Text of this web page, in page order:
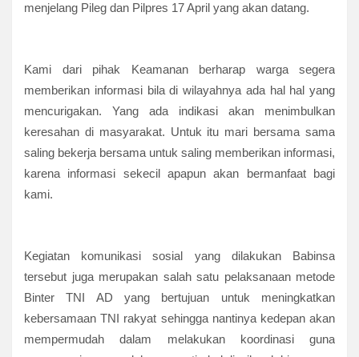
menjelang Pileg dan Pilpres 17 April yang akan datang.
Kami dari pihak Keamanan berharap warga segera
memberikan informasi bila di wilayahnya ada hal hal yang
mencurigakan. Yang ada indikasi akan menimbulkan
keresahan di masyarakat. Untuk itu mari bersama sama
saling bekerja bersama untuk saling memberikan informasi,
karena informasi sekecil apapun akan bermanfaat bagi
kami.
Kegiatan komunikasi sosial yang dilakukan Babinsa
tersebut juga merupakan salah satu pelaksanaan metode
Binter TNI AD yang bertujuan untuk meningkatkan
kebersamaan TNI rakyat sehingga nantinya kedepan akan
mempermudah dalam melakukan koordinasi guna